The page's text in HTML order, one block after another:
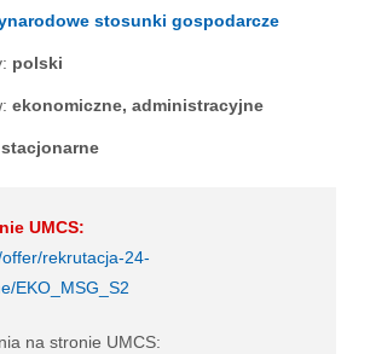
stosunki gospodarcze
polski
ekonomiczne, administracyjne
sta­cjo­nar­ne
UMCS:
rekrutacja-24-
EKO_MSG_S2
na stronie UMCS: